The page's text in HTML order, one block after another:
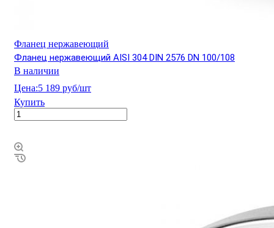
Фланец нержавеющий
Фланец нержавеющий AISI 304 DIN 2576 DN 100/108
В наличии
Цена:5 189 руб/шт
Купить